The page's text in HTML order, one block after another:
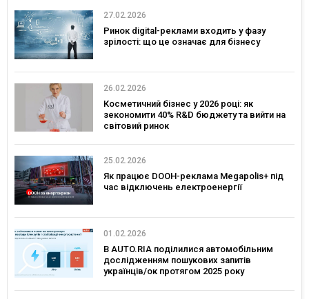
27.02.2026
Ринок digital-реклами входить у фазу
зрілості: що це означає для бізнесу
26.02.2026
Косметичний бізнес у 2026 році: як
зекономити 40% R&D бюджету та вийти на
світовий ринок
25.02.2026
Як працює DOOH-реклама Megapolis+ під
час відключень електроенергії
01.02.2026
В AUTO.RIA поділилися автомобільним
дослідженням пошукових запитів
українців/ок протягом 2025 року